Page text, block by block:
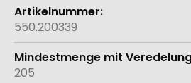
550.200339
205